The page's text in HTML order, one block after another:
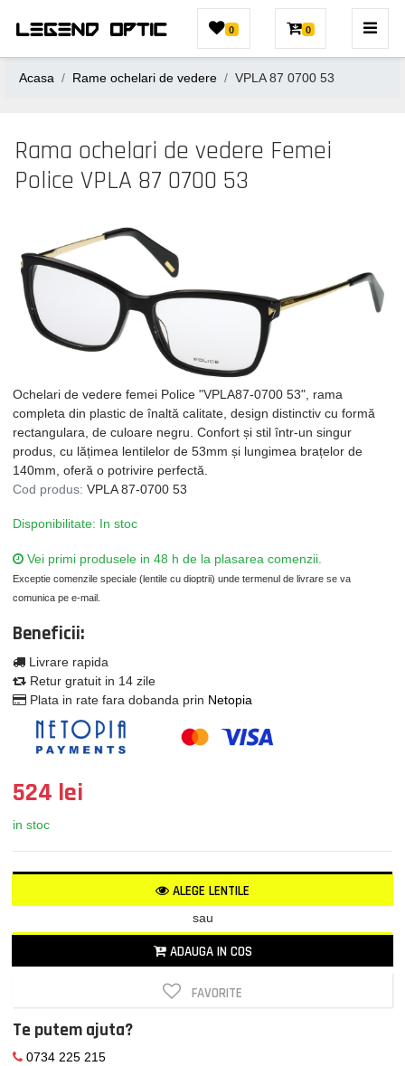
0 0
Acasa Rame ochelari de vedere VPLA 87 0700 53
Rama ochelari de vedere Femei
Police VPLA 87 0700 53
Ochelari de vedere femei Police "VPLA87-0700 53", rama
completa din plastic de înaltă calitate, design distinctiv cu formă
rectangulara, de culoare negru. Confort și stil într-un singur
produs, cu lățimea lentilelor de 53mm și lungimea brațelor de
140mm, oferă o potrivire perfectă.
Cod produs: VPLA 87-0700 53
Disponibilitate: In stoc
Vei primi produsele in 48 h de la plasarea comenzii.
Exceptie comenzile speciale (lentile cu dioptrii) unde termenul de livrare se va
comunica pe e-mail.
Beneficii:
Livrare rapida
Retur gratuit in 14 zile
Plata in rate fara dobanda prin Netopia
524 lei
in stoc
ALEGE LENTILE
sau
ADAUGA IN COS
FAVORITE
Te putem ajuta?
0734 225 215